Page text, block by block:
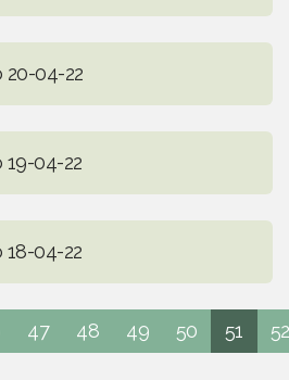
04-22
04-22
04-22
47 48 49 50 51 52